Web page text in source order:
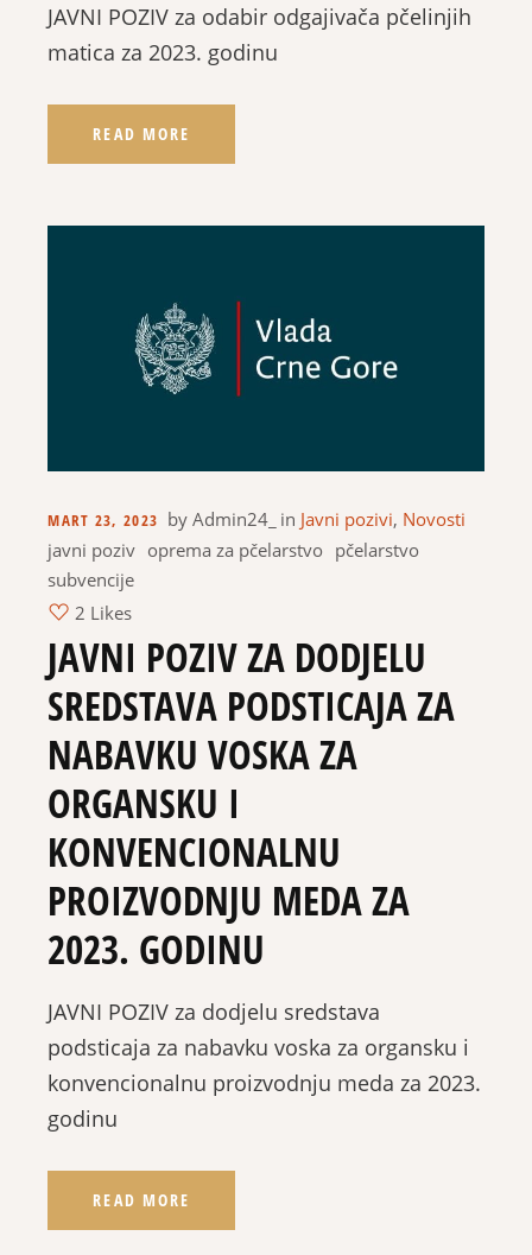
JAVNI POZIV za odabir odgajivača pčelinjih
matica za 2023. godinu
READ MORE
MART 23, 2023 by Admin24_ in Javni pozivi, Novosti
javni poziv oprema za pčelarstvo pčelarstvo
subvencije
2 Likes
JAVNI POZIV ZA DODJELU
SREDSTAVA PODSTICAJA ZA
NABAVKU VOSKA ZA
ORGANSKU I
KONVENCIONALNU
PROIZVODNJU MEDA ZA
2023. GODINU
JAVNI POZIV za dodjelu sredstava
podsticaja za nabavku voska za organsku i
konvencionalnu proizvodnju meda za 2023.
godinu
READ MORE